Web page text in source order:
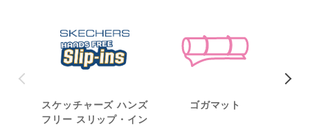
スケッチャーズ ハンズ
フリー スリップ・イン
ゴガマット